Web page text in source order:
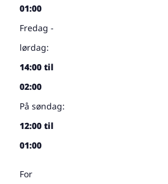
01:00
Fredag -
lørdag:
14:00 til
02:00
På søndag:
12:00 til
01:00
For